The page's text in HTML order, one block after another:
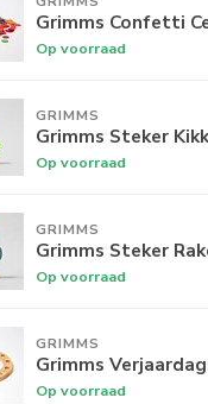
Grimms Confetti
Op voorraad
GRIMMS
Grimms Steker
Op voorraad
GRIMMS
Grimms Steker
Op voorraad
GRIMMS
Grimms
Op voorraad